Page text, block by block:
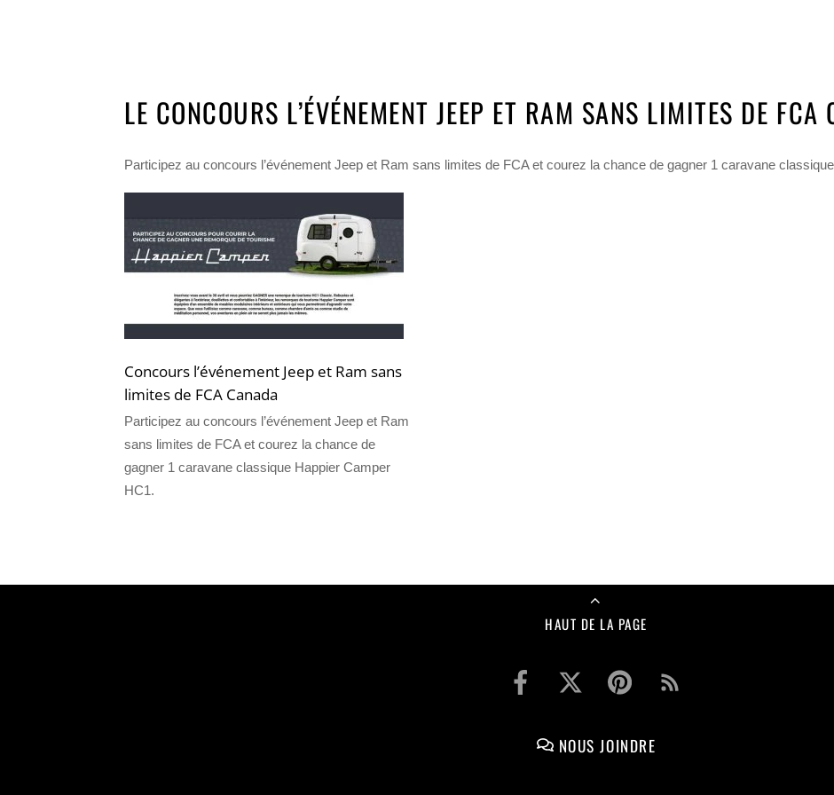
LE CONCOURS L’ÉVÉNEMENT JEEP ET RAM SANS LIMITES DE FCA
Participez au concours l’événement Jeep et Ram sans limites de FCA et courez la chance de gagner 1 caravane
Concours l’événement Jeep et Ram sans
limites de FCA Canada
Participez au concours l’événement Jeep et Ram
sans limites de FCA et courez la chance de
gagner 1 caravane classique Happier Camper
HC1.
HAUT DE LA PAGE
NOUS JOINDRE